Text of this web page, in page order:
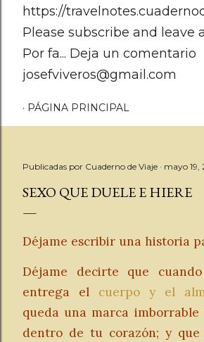
https://
Please subscribe and leave
Por fa... Deja un comentario
josefviveros@gmail.com
PÁGINA PRINCIPAL
Publicadas por Cuaderno de Viaje mayo 19,
SEXO QUE DUELE E HIERE
Déjame escribir una historia
Déjame decirte que
entrega el cuerpo y el
queda una marca
dentro de tu corazón; y que